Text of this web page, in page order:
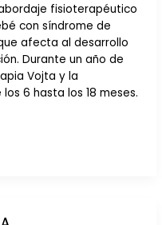
fisioterapéutico
con síndrome de
afecta al desarrollo
Durante un año de
Vojta y la
6 hasta los 18 meses.